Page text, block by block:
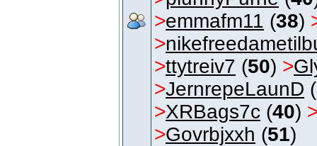
>emmafm11 (38)
>
>ttytreiv7 (50) >
>JernrepeLaunD (
>XRBags7c (40)
>Govrbjxxh (51)